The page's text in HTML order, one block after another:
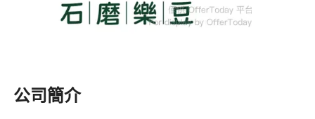
公司簡介